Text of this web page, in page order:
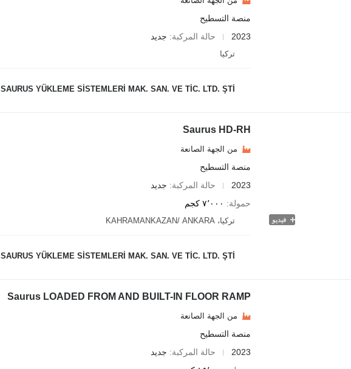
منصة التسطيح
2023
حالة المركبة جديد
تركيا
SAURUS YÜKLEME SİSTEMLERİ MAK. SAN. VE TİC. LTD. ŞTİ.
فيديو
Saurus HD-RH
من الجهة الصانعة
منصة التسطيح
2023
حالة المركبة
جديد
حمولة
٧٬٠٠٠ كجم
تركيا، KAHRAMANKAZAN/ ANKARA
SAURUS YÜKLEME SİSTEMLERİ MAK. SAN. VE TİC. LTD. ŞTİ.
Saurus LOADED FROM AND BUILT-IN FLOOR RAMP
من الجهة الصانعة
منصة التسطيح
2023
حالة المركبة
جديد